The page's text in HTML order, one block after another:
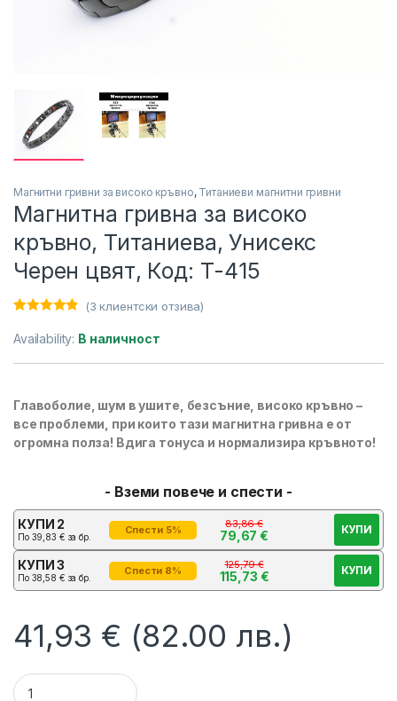
Магнитни гривни за високо кръвно, Титаниеви магнитни гривни
Магнитна гривна за високо
кръвно, Титаниева, Унисекс
Черен цвят, Код: Т-415
4.67от 5,
базирано на
потребител
(3 клиентски отзива)
Availability: В наличност
Главоболие, шум в ушите, безсъние, високо кръвно –
все проблеми, при които тази магнитна гривна е от
огромна полза! Вдига тонуса и нормализира кръвното!
- Вземи повече и спести -
КУПИ 2
По 39,83 € за бр.
Спести 5% 83,86€
79,67€ КУПИ
КУПИ 3
По 38,58 € за бр.
Спести 8% 125,79€
115,73 € КУПИ
41,93 € (82.00 лв.)
Магнитна гривна за високо кръвно, Титаниева, Унисекс